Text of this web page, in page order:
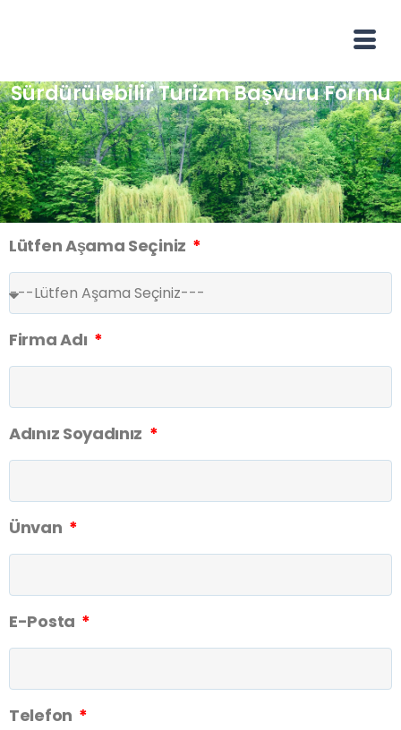
Sürdürülebilir Turizm Başvuru Formu
Lütfen Aşama Seçiniz
Firma Adı
Adınız Soyadınız
Ünvan
E-Posta
Telefon